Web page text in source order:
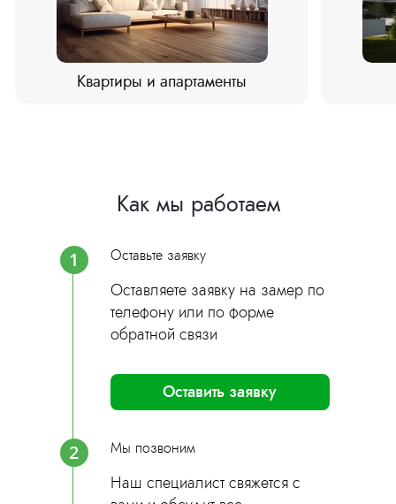
Квартиры и апартаменты
Как мы работаем
1 Оставьте заявку
Оставляете заявку на замер по
телефону или по форме
обратной связи
Оставить заявку
2 Мы позвоним
Наш специалист свяжется с